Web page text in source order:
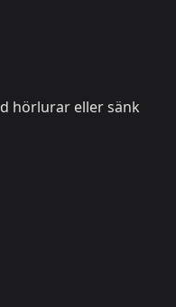
hörlurar eller sänk